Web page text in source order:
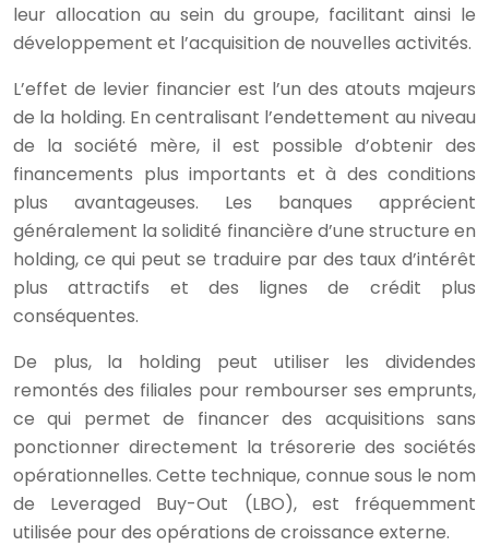
leur allocation au sein du groupe, facilitant ainsi le
développement et l’acquisition de nouvelles activités.
L’effet de levier financier est l’un des atouts majeurs
de la holding. En centralisant l’endettement au niveau
de la société mère, il est possible d’obtenir des
financements plus importants et à des conditions
plus avantageuses. Les banques apprécient
généralement la solidité financière d’une structure en
holding, ce qui peut se traduire par des taux d’intérêt
plus attractifs et des lignes de crédit plus
conséquentes.
De plus, la holding peut utiliser les dividendes
remontés des filiales pour rembourser ses emprunts,
ce qui permet de financer des acquisitions sans
ponctionner directement la trésorerie des sociétés
opérationnelles. Cette technique, connue sous le nom
de Leveraged Buy-Out (LBO), est fréquemment
utilisée pour des opérations de croissance externe.